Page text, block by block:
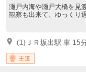
瀬戸内海や瀬戸大橋を見
観察も出来て、ゆっくり過
(1)ＪＲ坂出駅 車 15
王道